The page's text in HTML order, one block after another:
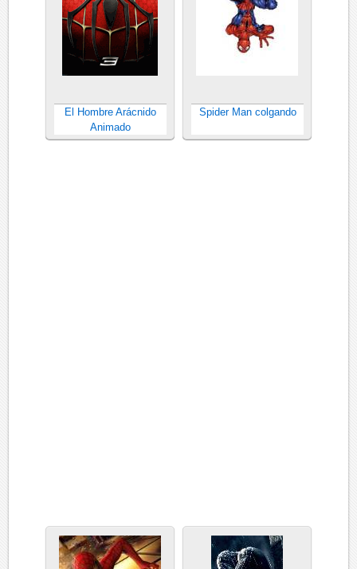
El Hombre Arácnido
Animado
Spider Man colgando